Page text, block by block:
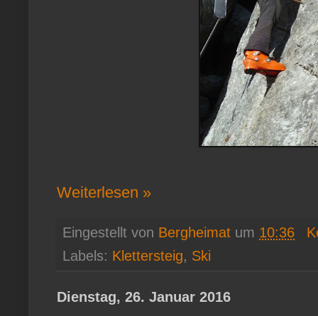
Weiterlesen »
Eingestellt von Bergheimat um 10:36
Labels: Klettersteig, Ski
Dienstag, 26. Januar 2016